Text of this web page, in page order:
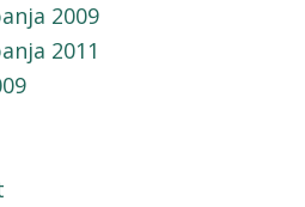
2009
2011